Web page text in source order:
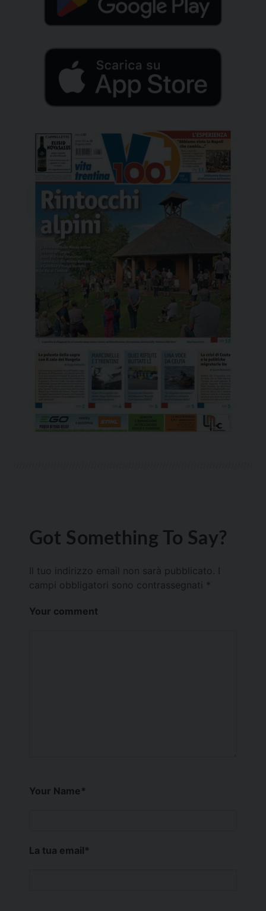
Got Something To Say?
Il tuo indirizzo email non sarà pubblicato.
campi obbligatori sono contrassegnati *
Your comment
Your Name*
La tua email*